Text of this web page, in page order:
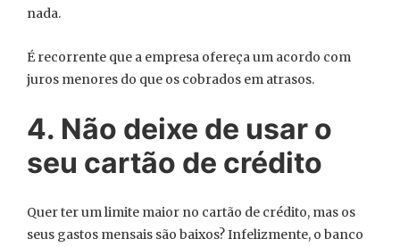
nada.
É recorrente que a empresa ofereça um acordo com
juros menores do que os cobrados em atrasos.
4. Não deixe de usar o
seu cartão de crédito
Quer ter um limite maior no cartão de crédito, mas os
seus gastos mensais são baixos? Infelizmente, o banco